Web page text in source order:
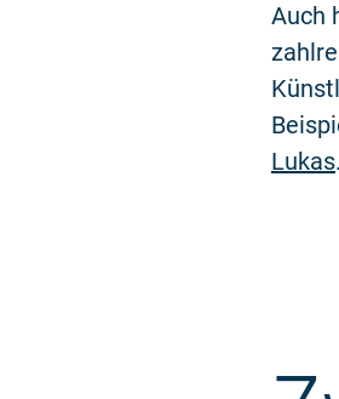
Auch
Lukas.